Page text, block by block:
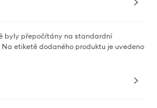
byly přepočítány na standardní
etiketě dodaného produktu je uvedeno